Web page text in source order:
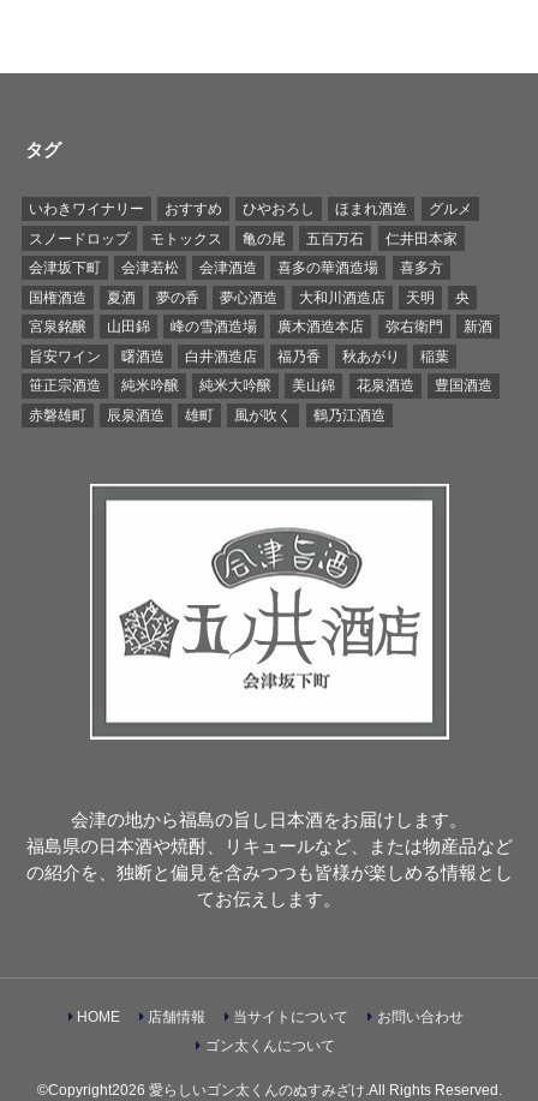
タグ
いわきワイナリー おすすめ ひやおろし ほまれ酒造
グルメ
スノードロップ
モトックス 亀の尾 五百万石
仁井田本家
会津坂下町
会津若松 会津酒造 喜多の華酒造場
喜多方
国権酒造
夏酒 夢の香 夢心酒造 大和川酒造店 天明
央
宮泉銘醸
山田錦 峰の雪酒造場 廣木酒造本店 弥右衛門
新酒
旨安ワイン
曙酒造 白井酒造店 福乃香 秋あがり
稲葉
笹正宗酒造
純米吟醸 純米大吟醸 美山錦 花泉酒造
豊国酒造
赤磐雄町
辰泉酒造 雄町 風が吹く 鶴乃江酒造
会津の地から福島の旨し日本酒をお届けします。
福島県の日本酒や焼酎、リキュールなど、または物産品など
の紹介を、独断と偏見を含みつつも皆様が楽しめる情報とし
てお伝えします。
HOME 店舗情報 当サイトについて
お問い合わせ
ゴン太くんについて
©Copyright2026 愛らしいゴン太くんのぬすみざけ.All Rights Reserved.